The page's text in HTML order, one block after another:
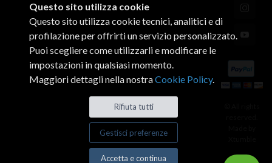
Questo sito utilizza cookie
Questo sito utilizza cookie tecnici, analitici e di
profilazione per offrirti un servizio personalizzato.
Puoi scegliere come utilizzarli e modificare le
impostazioni in qualsiasi momento.
Maggiori dettagli nella nostraCookie Policy.
Rifiuta tutti
Gestisci preferenze
Accetta e continua